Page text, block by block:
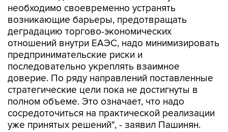
необходимо своевременно устранять
возникающие барьеры, предотвращать
деградацию торгово-экономических
отношений внутри ЕАЭС, надо минимизировать
предпринимательские риски и
последовательно укреплять взаимное
доверие. По ряду направлений поставленные
стратегические цели пока не достигнуты в
полном объеме. Это означает, что надо
сосредоточиться на практической реализации
уже принятых решений", - заявил Пашинян.